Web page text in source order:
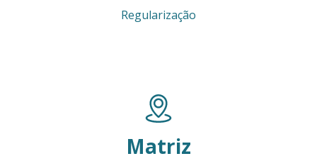
Regularização
Matriz